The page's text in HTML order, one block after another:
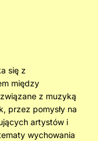
się z
między
z muzyką
przez pomysły na
artystów i
wychowania